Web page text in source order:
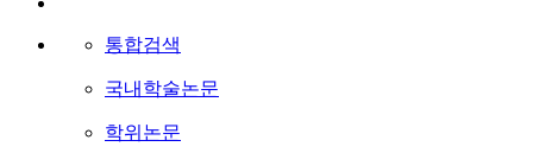
통합검색
국내학술논문
학위논문